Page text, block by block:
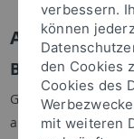
Anmelden
Geben Sie Ihren
anzumelden:
verbessern.
können
den Cookies
Cookies des
mit weiteren